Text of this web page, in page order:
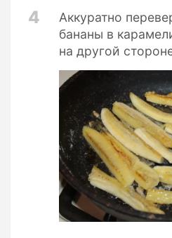
4
Аккуратно
бананы в
на другой